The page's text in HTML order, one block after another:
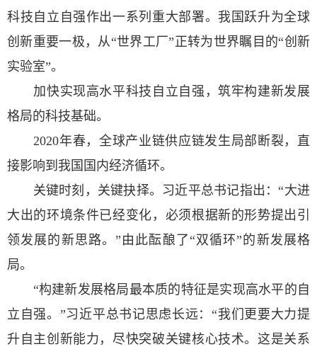
科技自立自强作出一系列重大部署。我国跃升为全球
创新重要一极，从“世界工厂”正转为世界瞩目的“创新
实验室”。
加快实现高水平科技自立自强，筑牢构建新发展
格局的科技基础。
2020年春，全球产业链供应链发生局部断裂，直
接影响到我国国内经济循环。
关键时刻，关键抉择。习近平总书记指出：“大进
大出的环境条件已经变化，必须根据新的形势提出引
领发展的新思路。”由此酝酿了“双循环”的新发展格
局。
“构建新发展格局最本质的特征是实现高水平的自
立自强。”习近平总书记思虑长远：“我们更要大力提
升自主创新能力，尽快突破关键核心技术。这是关系